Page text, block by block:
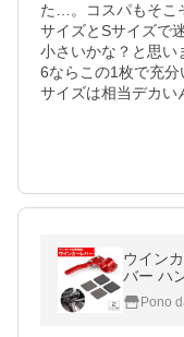
た…。コスパもそこ
サイズとSサイズで
小さいかな？と思い
6ならこの1枚で充分
サイズは相当デカ
ウイン
バー ハ
ー用品
Pono